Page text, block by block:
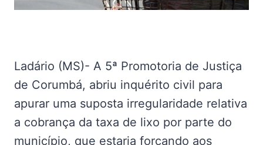
Ladário (MS)- A 5ª Promotoria de Justiça
de Corumbá, abriu inquérito civil para
apurar uma suposta irregularidade relativa
a cobrança da taxa de lixo por parte do
município, que estaria forçando aos